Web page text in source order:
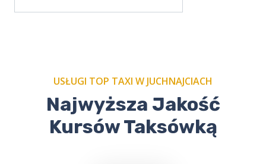
USŁUGI TOP TAXI W JUCHNAJCIACH
Najwyższa Jakość
Kursów Taksówką